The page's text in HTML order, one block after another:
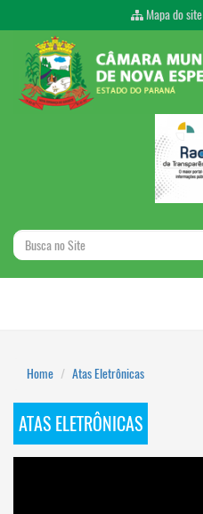
Mapa do site
Home Atas Eletrônicas
ATAS ELETRÔNICAS